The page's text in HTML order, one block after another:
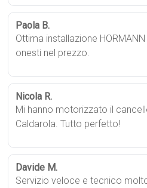
Paola B.
Ottima installazione
onesti nel prezzo.
Nicola R.
Mi hanno motorizzato il
Caldarola. Tutto perfetto!
Davide M.
Servizio veloce e tecnico